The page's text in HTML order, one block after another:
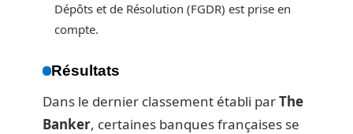
Dépôts et de Résolution (FGDR) est prise en
compte.
Résultats
Dans le dernier classement établi parThe
Banker, certaines banques françaises se